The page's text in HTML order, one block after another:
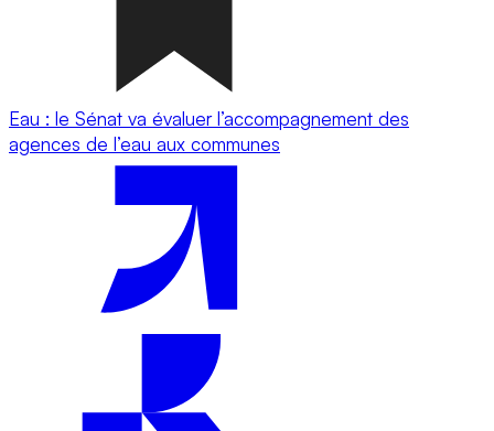
Eau : le Sénat va évaluer l’accompagnement des
agences de l’eau aux communes